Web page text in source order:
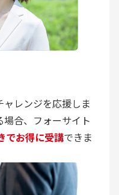
レンジを応援しま
合、フォーサイト
でお得に受講できま